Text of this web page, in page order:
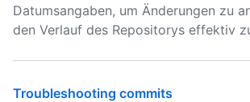
Datumsangaben, um Änderungen zu
den Verlauf des Repositorys effektiv
Troubleshooting commits